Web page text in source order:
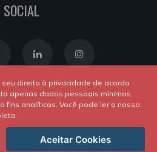
SOCIAL
|Política de Privacidade
. ALl rights reserved © 2020
direito à privacidade de acordo
apenas dados pessoais mínimos,
fins analíticos. Você pode ler a nossa
Aceitar Cookies